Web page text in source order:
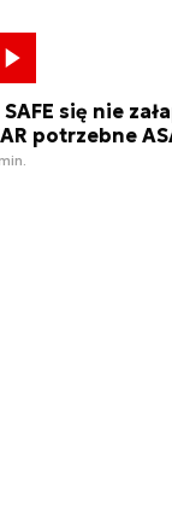
SAFE się nie
potrzebne